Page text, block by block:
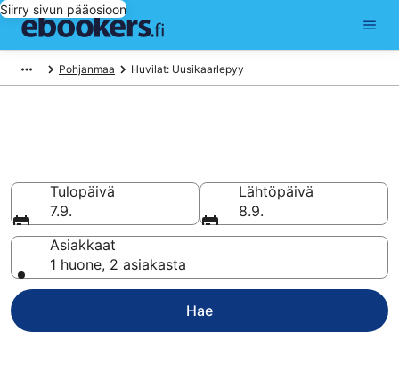
Siirry sivun pääosioon
Pohjanmaa Huvilat: Uusikaarlepyy
Tulopäivä
7.9.
Lähtöpäivä
8.9.
Asiakkaat
1 huone, 2 asiakasta
Hae